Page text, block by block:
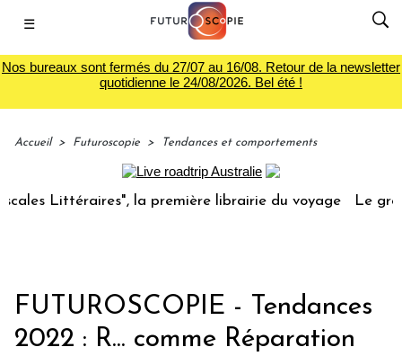
☰
Nos bureaux sont fermés du 27/07 au 16/08. Retour de la newsletter
quotidienne le 24/08/2026. Bel été !
Accueil > Futuroscopie > Tendances et comportements
la première librairie du voyage Le groupe
FUTUROSCOPIE - Tendances
2022 : R... comme Réparation